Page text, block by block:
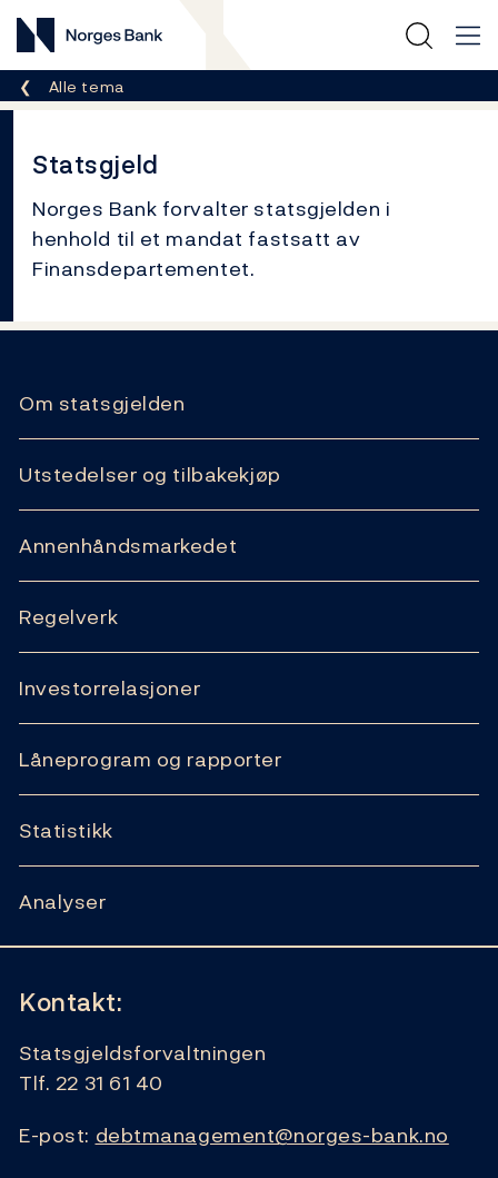
Norges Bank
Her er du nå:
Alle tema
Statsgjeld
Norges Bank forvalter statsgjelden i
henhold til et mandat fastsatt av
Finansdepartementet.
Om statsgjelden
Utstedelser og tilbakekjøp
Annenhåndsmarkedet
Regelverk
Investorrelasjoner
Låneprogram og rapporter
Statistikk
Analyser
Kontakt:
Statsgjeldsforvaltningen
Tlf. 22 31 61 40
E-post: debtmanagement@norges-bank.no